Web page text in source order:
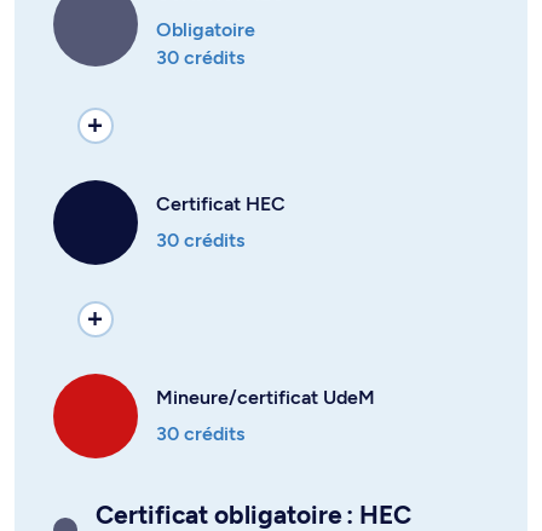
Obligatoire
30 crédits
Certificat HEC
30 crédits
Mineure/certificat UdeM
30 crédits
Certificat obligatoire : HEC